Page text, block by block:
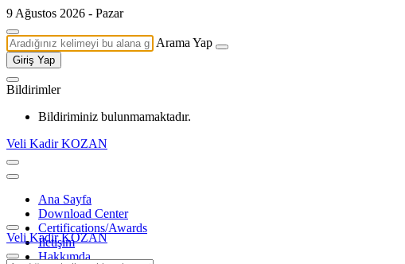
9 Ağustos 2026 - Pazar
Arama Yap
Giriş Yap
Bildirimler
Bildiriminiz bulunmamaktadır.
Veli Kadir KOZAN
Ana Sayfa
Download Center
Certifications/Awards
İletişim
Hakkımda
Veli Kadir KOZAN